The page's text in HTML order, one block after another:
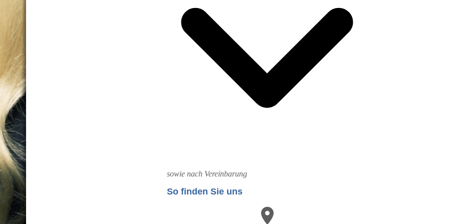
sowie nach Vereinbarung
So finden Sie uns